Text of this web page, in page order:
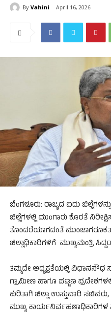
By Vahini April 16, 2026
ಬೆಂಗಳೂರು: ರಾಜ್ಯದ ಐದು
ಜಿಲ್ಲೆಗಳಲ್ಲಿ ಮುಂಗಾರು ಕೊರತೆ
ತೊಂದರೆಯಾಗದಂತೆ ಮುಂಜಾಗರೂಕತಾ
ಜಿಲ್ಲಾಧಿಕಾರಿಗಳಿಗೆ ಮುಖ್ಯಮಂತ್ರಿ
ತಮ್ಮದೇ ಅಧ್ಯಕ್ಷತೆಯಲ್ಲಿ ವಿಧಾನಸೌಧ
ಗ್ರಾಮೀಣ ಹಾಗೂ ಪಟ್ಟಣ
ಕುರಿತಾಗಿ ಜಿಲ್ಲಾ ಉಸ್ತುವಾರಿ
ಮುಖ್ಯ ಕಾರ್ಯನಿರ್ವಹಣಾಧಿಕಾರಿಗಳ